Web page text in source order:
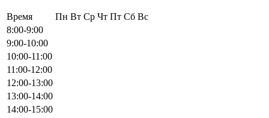
Время Пн Вт Ср Чт Пт Сб Вс
8:00-9:00
9:00-10:00
10:00-11:00
11:00-12:00
12:00-13:00
13:00-14:00
14:00-15:00